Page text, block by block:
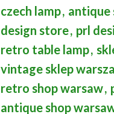
czech lamp, antique
design store, prl
retro table lamp,
vintage sklep
retro shop warsaw,
antique shop